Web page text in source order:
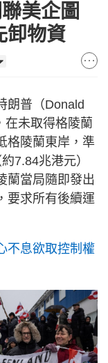
美企圖
卸物資
朗普（Donald
在未取得格陵蘭
格陵蘭東岸，準
7.84兆港元）
蘭當局隨即發出
要求所有後續運
不息欲取控制權